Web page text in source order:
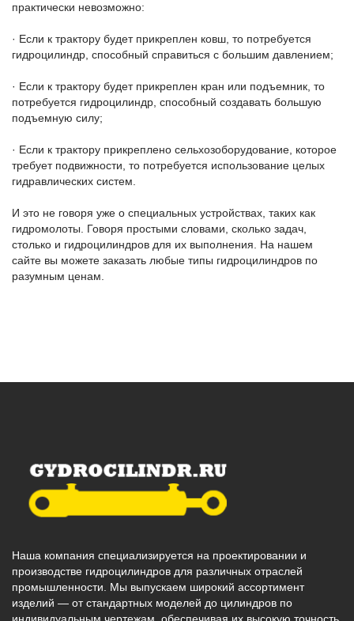
практически невозможно:
· Если к трактору будет прикреплен ковш, то потребуется
гидроцилиндр, способный справиться с большим давлением;
· Если к трактору будет прикреплен кран или подъемник, то
потребуется гидроцилиндр, способный создавать большую
подъемную силу;
· Если к трактору прикреплено сельхозоборудование, которое
требует подвижности, то потребуется использование целых
гидравлических систем.
И это не говоря уже о специальных устройствах, таких как
гидромолоты. Говоря простыми словами, сколько задач,
столько и гидроцилиндров для их выполнения. На нашем
сайте вы можете заказать любые типы гидроцилиндров по
разумным ценам.
Наша компания специализируется на проектировании и
производстве гидроцилиндров для различных отраслей
промышленности. Мы выпускаем широкий ассортимент
изделий — от стандартных моделей до цилиндров по
индивидуальным чертежам, обеспечивая их высокую точность,